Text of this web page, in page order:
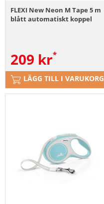
FLEXI New Neon M Tape 5 m
blått automatiskt koppel
209 kr
LÄGG TILL I VARUKORG